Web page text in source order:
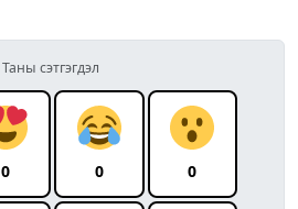
Таны сэтгэгдэл
0 0 0